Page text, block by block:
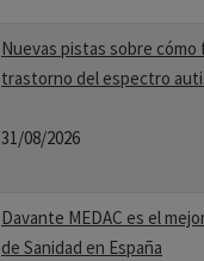
Nuevas pistas sobre
trastorno del espectro
31/08/2026
Davante MEDAC es el
de Sanidad en España